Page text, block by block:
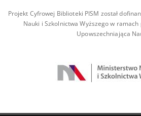
Projekt Cyfrowej Biblioteki PISM został
Nauki i Szkolnictwa Wyższego w
Upowszechniająca